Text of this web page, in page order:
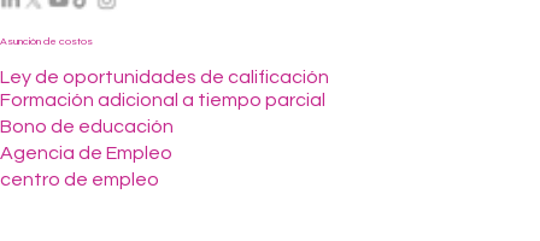
Asunción de costos
Ley de oportunidades de calificación
Formación adicional a tiempo parcial
Bono de educación
Agencia de Empleo
centro de empleo